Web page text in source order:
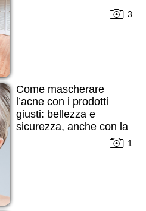
3
Come mascherare
l’acne con i prodotti
giusti: bellezza e
sicurezza, anche con la
1